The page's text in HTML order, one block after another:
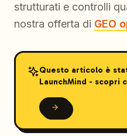
strutturati e controlli
nostra offerta di GEO
Questo articolo è
LaunchMind - scopri